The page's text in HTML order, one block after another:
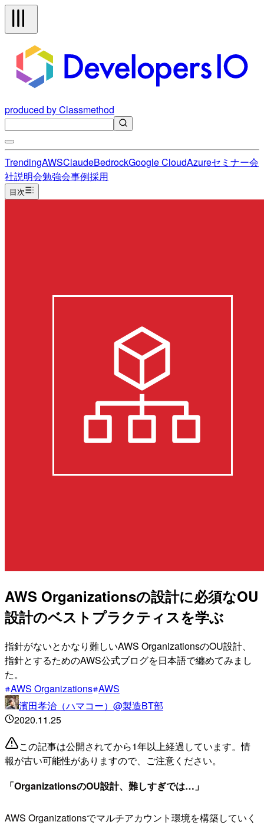
produced by Classmethod
TrendingAWSClaudeBedrockGoogle CloudAzureセミナー会
社説明会勉強会事例採用
目次
AWS Organizationsの設計に必須なOU
設計のベストプラクティスを学ぶ
指針がないとかなり難しいAWS OrganizationsのOU設計、
指針とするためのAWS公式ブログを日本語で纏めてみまし
た。
AWS Organizations AWS
濱田孝治（ハマコー）@製造BT部
2020.11.25
この記事は公開されてから1年以上経過しています。情
報が古い可能性がありますので、ご注意ください。
「OrganizationsのOU設計、難しすぎでは…」
AWS Organizationsでマルチアカウント環境を構築していく